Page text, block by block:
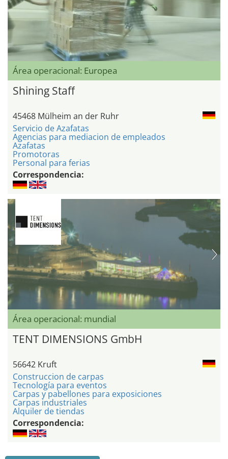
Área operacional: Europea
Shining Staff
45468 Mülheim an der Ruhr
Servicio de Azafatas
Agencias para mediacion de empleados
Azafatas
Promotoras
Personal para ferias
Correspondencia:
Área operacional: mundial
TENT DIMENSIONS GmbH
56642 Kruft
Construccion de carpas
Tecnología para eventos
Carpas y pabellones para exposiciones
Carpas industriales
Alquiler de tiendas
Correspondencia: